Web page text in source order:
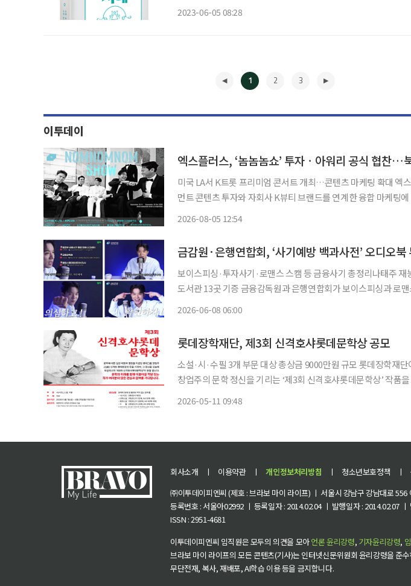
2023-06-05 08:28
1 2 3
이투데이
엑스플러스, ‘놈놈놈쇼’ 투자ㆍ아워리 공식 협찬…
미국 LA서 K트롯 프리미엄 콘서트 개최…콘텐츠 마케팅 확대 엑스플러스가 글로벌 엔터테인
먼트 콘텐츠 투자와 자회사 K뷰티 브랜드를 연계한 융합 마케팅
2026-08-05 12:54
금감원·은행연합회, ‘사기예방 백과사전’ 오디오북
보이스피싱·투자사기·로맨스 스캠 등 금융사기 총정리나태주
도서관 13곳 기증 금융감독원과 은행연합회가 보이스피싱과 로맨스 스캠, 투자사기 등 최신
2026-06-08 06:00
롯데장학재단, 제3회 신격호샤롯데문학상 공모
소설·시·수필 3개 부문 대상 총상금 9000만원 규모 롯데장학재단이 고(故) 신격호 롯데그룹
창업주의 문학 정신을 기리는 ‘제3회 신격호샤롯데문학상’ 작품을
2026-05-11 09:48
회사소개 ㅣ 이용약관 ㅣ 개인정보처리방침 ㅣ 청소년보호정책 ㅣ
㈜이투데이피엔씨 (제호 : 브라보 마이 라이프) ㅣ 서울시 강남구 강남대로
등록번호 : 서울아02992 ㅣ 등록일자 : 2014.02.04 ㅣ 발행일자 : 2014.02.07
ISSN : 2951-4681
이투데이피엔씨 임직원은 모두의 의견을 모아언론 윤리강령, 기자윤리강령,
브라보 마이 라이프의 모든 콘텐츠(기사)는 인터넷신문위원회 윤리강령을 준
무단전재, 복사, 재배포, AI학습 이용 등을 금지합니다.